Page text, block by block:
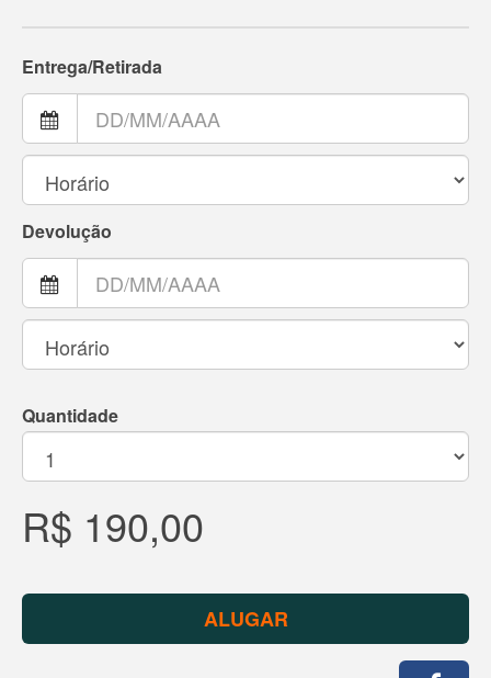
Entrega/Retirada
Devolução
Quantidade
R$ 190,00
ALUGAR